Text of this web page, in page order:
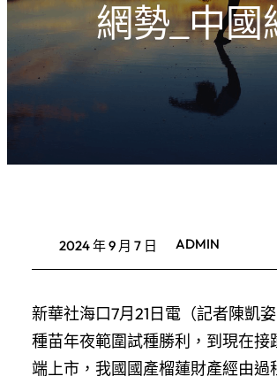
網勢_中國
2024 年 9 月 7 日 ADMIN
新華社海口7月21日電（記者陳凱
種苗年夜範圍試種勝利，到現在接
端上市，我國國產榴蓮財產經由過